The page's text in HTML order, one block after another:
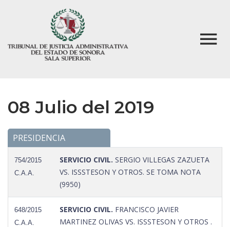
08 Julio del 2019
PRESIDENCIA
754/2015
C.A.A.
SERVICIO CIVIL. SERGIO VILLEGAS ZAZUETA
VS. ISSSTESON Y OTROS. SE TOMA NOTA
(9950)
648/2015
C.A.A.
SERVICIO CIVIL. FRANCISCO JAVIER
MARTINEZ OLIVAS VS. ISSSTESON Y OTROS .